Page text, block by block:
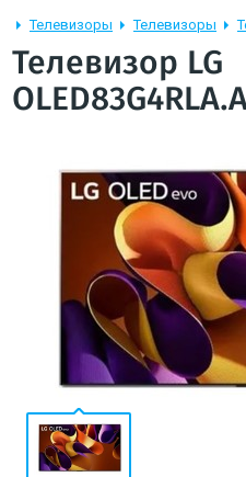
Телевизоры Телевизоры
Телевизор LG